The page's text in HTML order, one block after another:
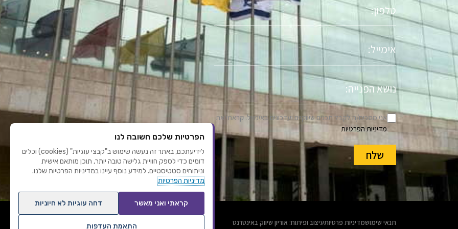
אימייל
הפניה
אני מסכים/ה לקבל תכנים שיווקיים ועדכונים באימייל. קראתי את
מדיניות הפרטיות
שלח
תנאי שימושמדיניות פרטיותעיצוב ופיתוח: אוריון שיווק באינטרנט
הפרטיות שלכם חשובה לנו
לידיעתכם, באתר זה נעשה שימוש ב"קבצי עוגיות" (cookies) וכלים
דומים כדי לספק חוויית גלישה טובה יותר, תוכן מותאם אישית
וניתוחים סטטיסטיים. למידע נוסף עיינו במדיניות הפרטיות שלנו.
מדיניות הפרטיות
קראתי ואני מאשר דחה עוגיות לא חיוניות
התאמת העדפות